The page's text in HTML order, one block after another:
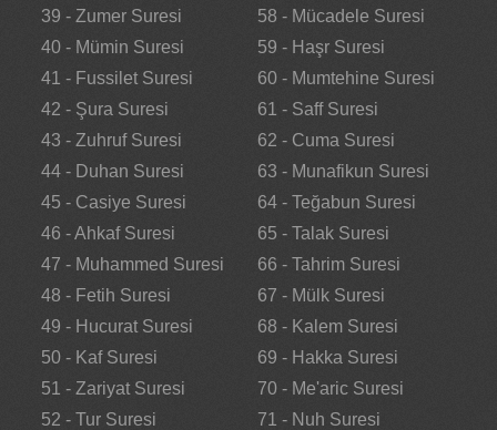
39 - Zumer Suresi
40 - Mümin Suresi
41 - Fussilet Suresi
42 - Şura Suresi
43 - Zuhruf Suresi
44 - Duhan Suresi
45 - Casiye Suresi
46 - Ahkaf Suresi
47 - Muhammed Suresi
48 - Fetih Suresi
49 - Hucurat Suresi
50 - Kaf Suresi
51 - Zariyat Suresi
52 - Tur Suresi
58 - Mücadele Suresi
59 - Haşr Suresi
60 - Mumtehine Suresi
61 - Saff Suresi
62 - Cuma Suresi
63 - Munafikun Suresi
64 - Teğabun Suresi
65 - Talak Suresi
66 - Tahrim Suresi
67 - Mülk Suresi
68 - Kalem Suresi
69 - Hakka Suresi
70 - Me'aric Suresi
71 - Nuh Suresi